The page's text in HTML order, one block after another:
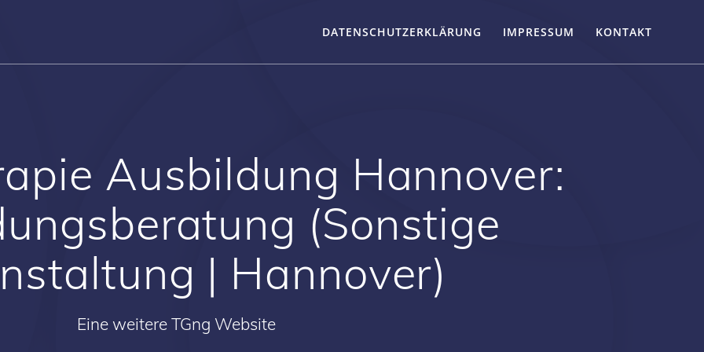
DATENSCHUTZERKLÄRUNG IMPRESSUM KONTAKT
Ausbildung Hannover:
(Sonstige
| Hannover)
Eine weitere TGng Website